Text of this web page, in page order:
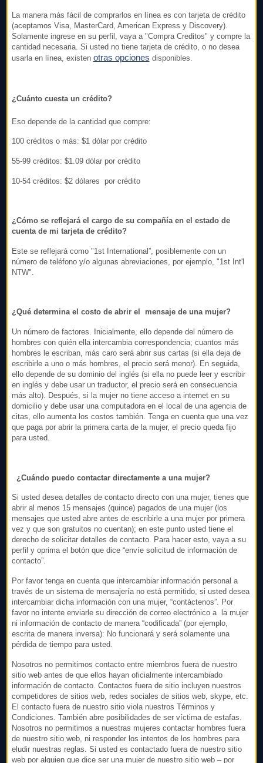
La manera más fácil de comprarlos en línea es con tarjeta de crédito
(aceptamos Visa, MasterCard, American Express y Discovery).
Solamente ingrese en su perfil, vaya a "Compra Creditos" y compre la
cantidad necesaria. Si usted no tiene tarjeta de crédito, o no desea
usarla en línea, existen otras opciones disponibles.
¿Cuánto cuesta un crédito?
Eso depende de la cantidad que compre:
100 créditos o más: $1 dólar por crédito
55-99 créditos: $1.09 dólar por crédito
10-54 créditos: $2 dólares por crédito
¿Cómo se reflejará el cargo de su compañía en el estado de
cuenta de mi tarjeta de crédito?
Este se reflejará como "1st International”, posiblemente con un
número de teléfono y/o algunas abreviaciones, por ejemplo, "1st Int'l
NTW".
¿Qué determina el costo de abrir el mensaje de una mujer?
Un número de factores. Inicialmente, ello depende del número de
hombres con quién ella intercambia correspondencia; cuantos más
hombres le escriban, más caro será abrir sus cartas (si ella deja de
escribirle a uno o más hombres, el precio será menor). En seguida,
ello depende de su dominio del inglés (si ella no puede leer y escribir
en inglés y debe usar un traductor, el precio será en consecuencia
más alto). Después, si la mujer no tiene acceso a internet en su
domicilio y debe usar una computadora en el local de una agencia de
citas, ello aumenta los costos también. Tenga en cuenta que una vez
que paga por abrir la primera carta de la mujer, el precio queda fijo
para usted.
¿Cuándo puedo contactar directamente a una mujer?
Si usted desea detalles de contacto directo con una mujer, tienes que
abrir al menos 15 mensajes (quince) pagados de una mujer (los
mensajes que usted abre antes de escribirle a una mujer por primera
vez y que son gratuitos no cuentan); en este punto usted tiene el
derecho de solicitar detalles de contacto. Para hacer esto, vaya a su
perfil y oprima el botón que dice “envíe solicitud de información de
contacto”.
Por favor tenga en cuenta que intercambiar información personal a
través de un sistema de mensajería no está permitido, si usted desea
intercambiar dicha información con una mujer, “contáctenos”. Por
favor no intente enviarle su dirección de correo electrónico a la mujer
ni información de contacto de manera “codificada” (por ejemplo,
escrita de manera inversa): No funcionará y será solamente una
pérdida de tiempo para usted.
Nosotros no permitimos contacto entre miembros fuera de nuestro
sitio web antes de que ellos hayan oficialmente intercambiado
información de contacto. Contactos fuera de sitio incluyen nuestros
competidores de sitios web, redes sociales de sitios web, skype, etc.
El contacto fuera de nuestro sitio viola nuestros Términos y
Condiciones. También abre posibilidades de ser víctima de estafas.
Nosotros no permitimos a nuestras mujeres contactar hombres fuera
de nuestro sitio web, ni responder los intentos de los hombres para
eludir nuestras reglas. Si usted es contactado fuera de nuestro sitio
web por alguien que dice ser una mujer de nuestro sitio web – por